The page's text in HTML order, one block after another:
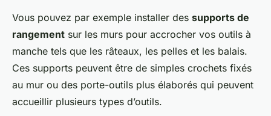
Vous pouvez par exemple installer des supports de
rangement sur les murs pour accrocher vos outils à
manche tels que les râteaux, les pelles et les balais.
Ces supports peuvent être de simples crochets fixés
au mur ou des porte-outils plus élaborés qui peuvent
accueillir plusieurs types d’outils.